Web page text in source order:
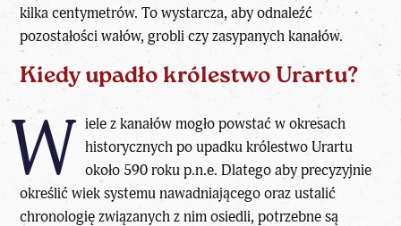
kilka centymetrów. To wystarcza, aby odnaleźć
pozostałości wałów, grobli czy zasypanych kanałów.
Kiedy upadło królestwo Urartu?
W iele z kanałów mogło powstać w okresach
historycznych po upadku królestwo Urartu
około 590 roku p.n.e. Dlatego aby precyzyjnie
określić wiek systemu nawadniającego oraz ustalić
chronologię związanych z nim osiedli, potrzebne są